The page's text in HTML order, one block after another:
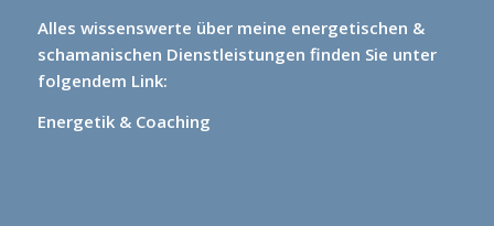
Alles wissenswerte über meine energetischen &
schamanischen Dienstleistungen finden Sie unter
folgendem Link:
Energetik & Coaching